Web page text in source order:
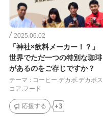
「神社×飲料メーカー！？」
世界でただ一つの特別な珈琲
があるのをご存じですか？
2025.06.02
テーマ： コーヒー.デカボ.デカボス
コア.フード
応援する 3